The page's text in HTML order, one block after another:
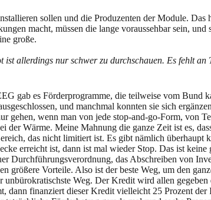
sollen und die Produzenten der Module.
macht, müssen die lange voraussehbar sein,
große.
allerdings nur schwer zu durchschauen. Es fehlt
gab es Förderprogramme, die teilweise vom Bund
und manchmal konnten sie sich
gehen, wenn man von jede stop-and-go-Form, von
Wärme. Meine Mahnung die ganze Zeit ist es,
das nicht limitiert ist. Es gibt nämlich
erreicht ist, dann ist mal wieder Stop. Das ist
Durchführungsverordnung, das Abschreiben von
größere Vorteile. Also ist der beste Weg, um den
Weg. Der Kredit wird allen
dann finanziert dieser Kredit vielleicht 25 Prozent